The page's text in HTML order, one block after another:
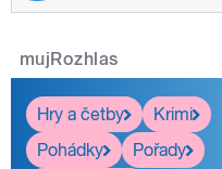
mujRozhlas
Hry a četby
Krimi
Pohádky
Pořady